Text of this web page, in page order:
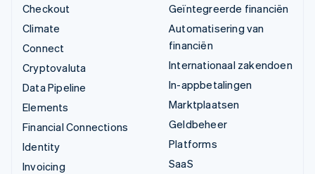
Checkout
Climate
Connect
Cryptovaluta
Data Pipeline
Elements
Financial Connections
Identity
Invoicing
Geïntegreerde financiën
Automatisering van
financiën
Internationaal zakendoen
In-appbetalingen
Marktplaatsen
Geldbeheer
Platforms
SaaS